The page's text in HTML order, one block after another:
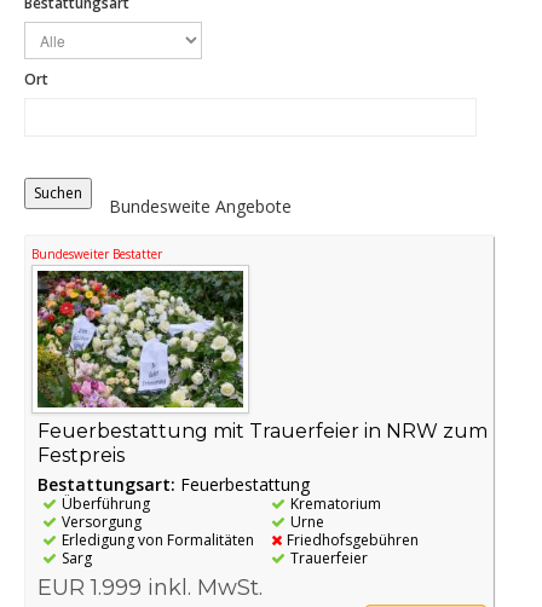
Ort
Bundesweite Angebote
Bundesweiter Bestatter
Feuerbestattung mit Trauerfeier in NRW zum
Festpreis
Bestattungsart: Feuerbestattung
Überführung
Versorgung
Erledigung von Formalitäten
Sarg
Krematorium
Urne
Friedhofsgebühren
Trauerfeier
EUR 1.999 inkl. MwSt.